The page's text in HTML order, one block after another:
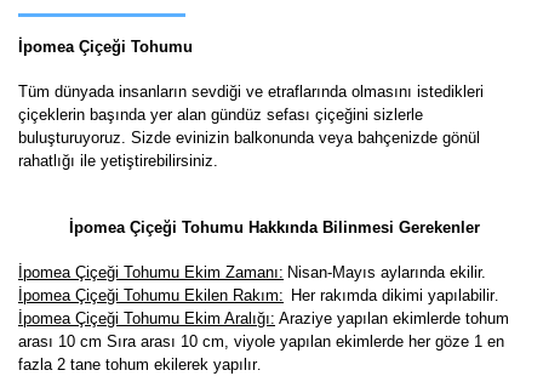
İpomea Çiçeği Tohumu
Tüm dünyada insanların sevdiği ve etraflarında olmasını istedikleri
çiçeklerin başında yer alan gündüz sefası çiçeğini sizlerle
buluşturuyoruz. Sizde evinizin balkonunda veya bahçenizde gönül
rahatlığı ile yetiştirebilirsiniz.
İpomea Çiçeği Tohumu Hakkında Bilinmesi Gerekenler
İpomea Çiçeği Tohumu Ekim Zamanı: Nisan-Mayıs aylarında ekilir.
İpomea Çiçeği Tohumu Ekilen Rakım: Her rakımda dikimi yapılabilir.
İpomea Çiçeği Tohumu Ekim Aralığı: Araziye yapılan ekimlerde tohum
arası 10 cm Sıra arası 10 cm, viyole yapılan ekimlerde her göze 1 en
fazla 2 tane tohum ekilerek yapılır.